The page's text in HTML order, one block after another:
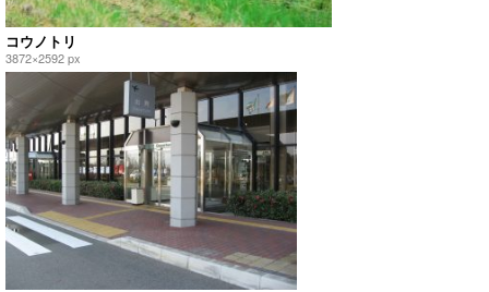
コウノトリ
3872×2592 px